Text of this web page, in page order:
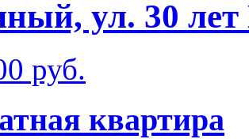
ул. 30
руб.
квартира